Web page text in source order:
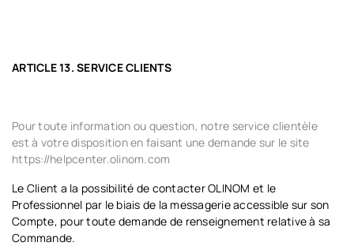
ARTICLE 13. SERVICE CLIENTS
Pour toute information ou question, notre service clientèle
est à votre disposition en faisant une demande sur le site
https://helpcenter.olinom.com
Le Client a la possibilité de contacter OLINOM et le
Professionnel par le biais de la messagerie accessible sur son
Compte, pour toute demande de renseignement relative à sa
Commande.